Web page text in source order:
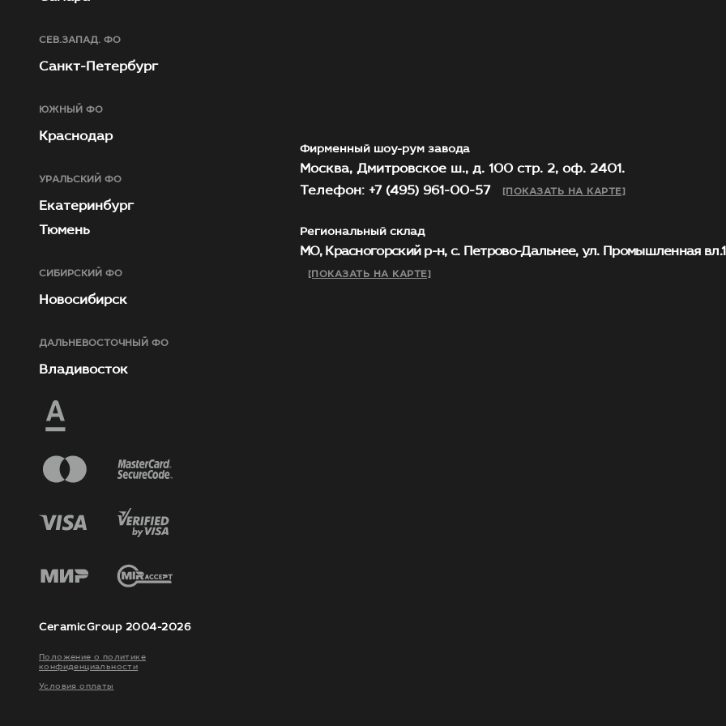
СЕВ.ЗАПАД. ФО
Санкт-Петербург
ЮЖНЫЙ ФО
Краснодар
УРАЛЬСКИЙ ФО
Екатеринбург
Тюмень
СИБИРСКИЙ ФО
Новосибирск
ДАЛЬНЕВОСТОЧНЫЙ ФО
Владивосток
Фирменный шоу-рум завода
Москва, Дмитровское ш., д. 100 стр. 2, оф. 2401.
Телефон: +7 (495) 961-00-57
[ПОКАЗАТЬ НА КАРТЕ]
Региональный склад
МО, Красногорский р-н, с. Петрово-Дальнее, ул. Промышленная
[ПОКАЗАТЬ НА КАРТЕ]
CeramicGroup 2004-2026
Положение о политике
конфиденциальности
Условия оплаты